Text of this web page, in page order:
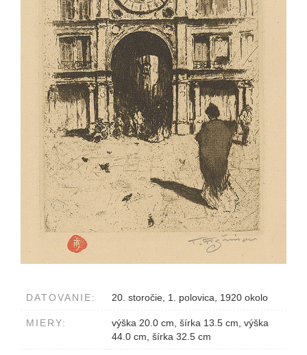
DATOVANIE: 20. storočie, 1. polovica, 1920 okolo
MIERY:
výška 20.0 cm, šírka 13.5 cm, výška
44.0 cm, šírka 32.5 cm